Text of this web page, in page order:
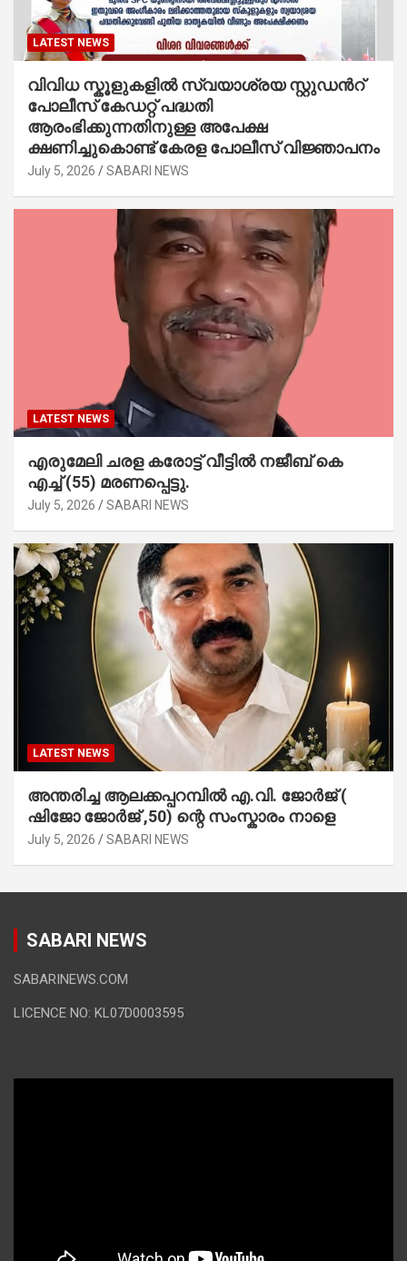
LATEST NEWS
വിവിധ സ്കൂളുകളില്‍ സ്വയാശ്രയ സ്റ്റുഡന്‍റ്
പോലീസ് കേഡറ്റ് പദ്ധതി
ആരംഭിക്കുന്നതിനുള്ള അപേക്ഷ
ക്ഷണിച്ചുകൊണ്ട് കേരള പോലീസ് വിജ്ഞാപനം
July 5, 2026 SABARI NEWS
LATEST NEWS
എരുമേലി ചരള കരോട്ട് വീട്ടിൽ നജീബ് കെ
എച്ച് (55) മരണപ്പെട്ടു.
July 5, 2026 SABARI NEWS
LATEST NEWS
അന്തരിച്ച ആ​ല​ക്ക​പ്പ​റമ്പിൽ​ എ.​വി. ജോ​ർ​ജ് (
ഷിജോ ജോർജ് ,50) ന്റെ സംസ്കാരം നാളെ
July 5, 2026 SABARI NEWS
SABARI NEWS
SABARINEWS.COM
LICENCE NO: KL07D0003595